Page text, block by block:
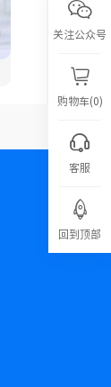
关注公众号
购物车(0)
客服
回到顶部